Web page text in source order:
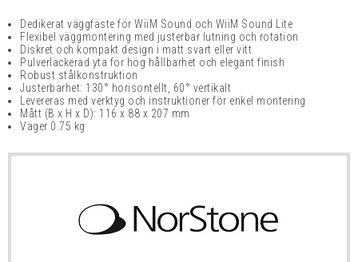
Dedikerat väggfäste för WiiM Sound och WiiM Sound Lite
Flexibel väggmontering med justerbar lutning och rotation
Diskret och kompakt design i matt svart eller vitt
Pulverlackerad yta för hög hållbarhet och elegant finish
Robust stålkonstruktion
Justerbarhet: 130° horisontellt, 60° vertikalt
Levereras med verktyg och instruktioner för enkel montering
Mått (B x H x D): 116 x 88 x 207 mm
Väger 0.75 kg